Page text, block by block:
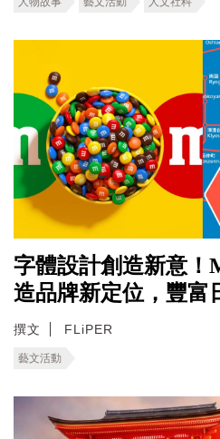
字體設計創造新意
造品牌新定位，豐富
撰文 FLiPER
藝文活動